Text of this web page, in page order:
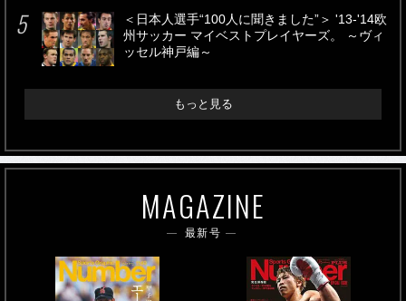
＜日本人選手“100人に聞きました”＞ '13-'14欧
州サッカー マイベストプレイヤーズ。 ～ヴィ
ッセル神戸編～
もっと見る
MAGAZINE
最新号